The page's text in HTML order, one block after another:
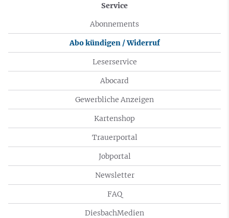
Service
Abonnements
Abo kündigen / Widerruf
Leserservice
Abocard
Gewerbliche Anzeigen
Kartenshop
Trauerportal
Jobportal
Newsletter
FAQ
DiesbachMedien